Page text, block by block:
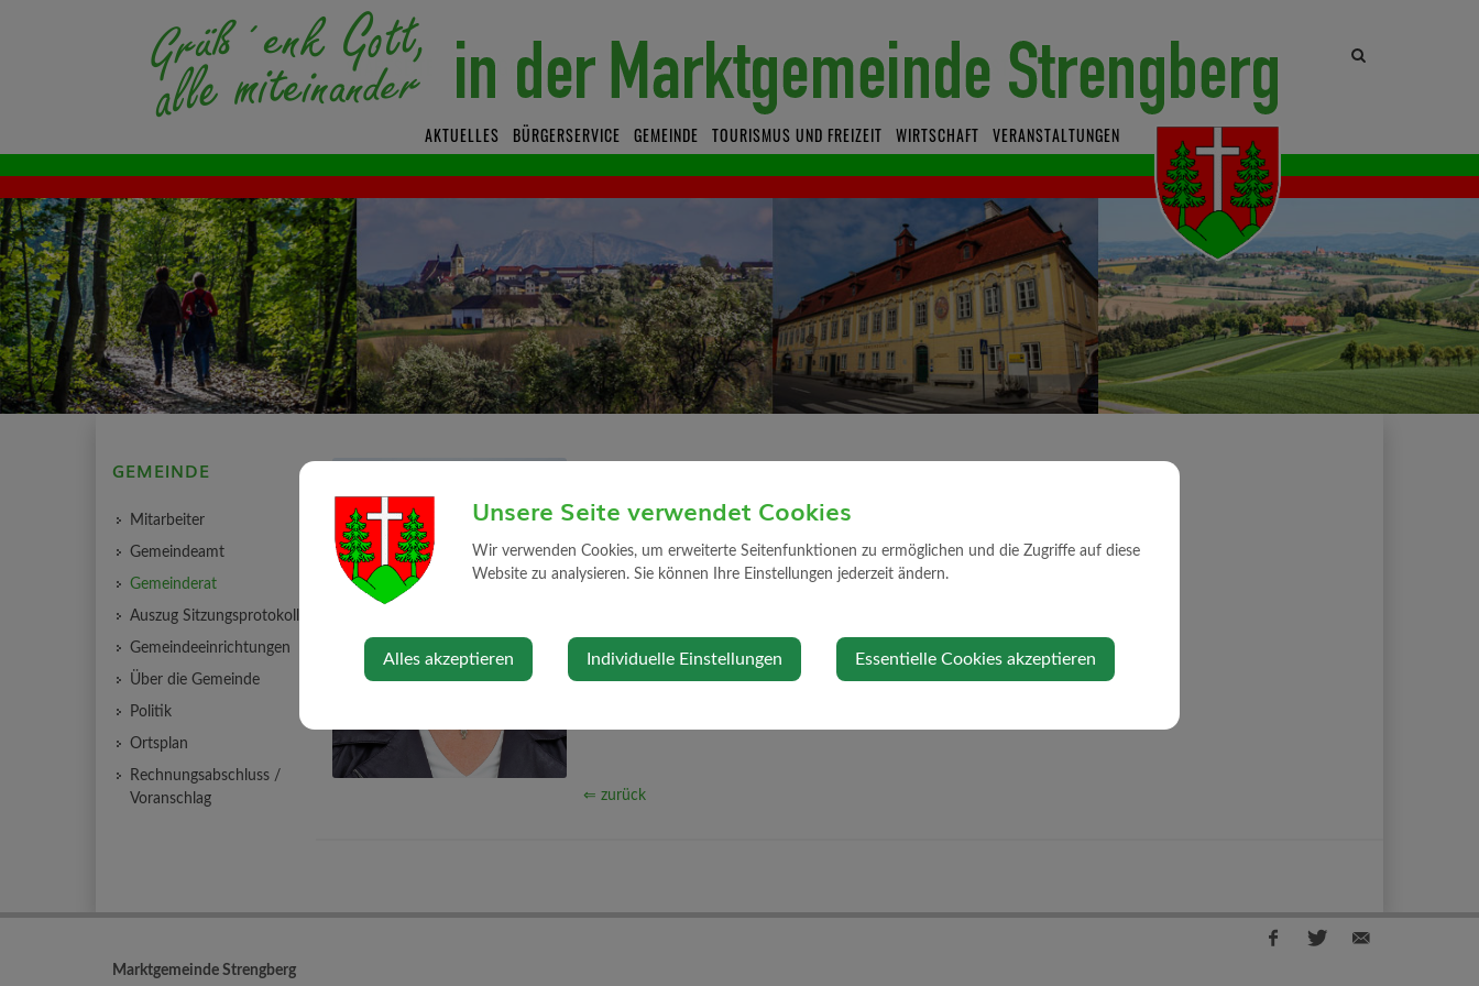
Site
AKTUELLES BÜRGERSERVICE GEMEINDE TOURISMUS UND FREIZEIT WIRTSCHAFT VERANSTALTUNGEN
im Gemeinderat seit 09.05.2022
Ausschuss - Gesundheit, Soziales und Freizeit
⇐ zurück
GEMEINDE
Mitarbeiter
Gemeindeamt
Gemeinderat
Auszug Sitzungsprotokolle
Gemeindeeinrichtungen
Über die Gemeinde
Politik
Ortsplan
Rechnungsabschluss /
Voranschlag
Marktgemeinde Strengberg
Unsere Seite verwendet Cookies
Wir verwenden Cookies, um erweiterte Seitenfunktionen zu ermöglichen und die Zugriffe auf diese
Website zu analysieren. Sie können Ihre Einstellungen jederzeit ändern.
Alles akzeptieren Individuelle Einstellungen Essentielle Cookies akzeptieren